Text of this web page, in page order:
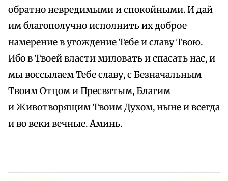
обратно невредимыми и спокойными. И дай
им благополучно исполнить их доброе
намерение в угождение Тебе и славу Твою.
Ибо в Твоей власти миловать и спасать нас, и
мы воссылаем Тебе славу, с Безначальным
Твоим Отцом и Пресвятым, Благим
и Животворящим Твоим Духом, ныне и всегда
и во веки вечные. Аминь.